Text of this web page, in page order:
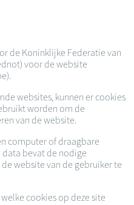
de Koninklijke Federatie van
voor de website
websites, kunnen er cookies
worden om de
van de website.
computer of draagbare
bevat de nodige
website van de gebruiker te
cookies op deze site